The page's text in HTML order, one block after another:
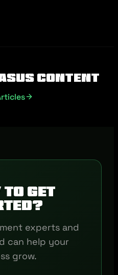
Content
to get
experts and
can help your
grow.